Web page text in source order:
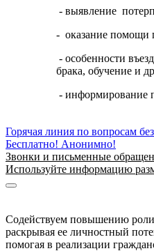
- выявление
- оказание помощи
- особенности
брака, обучение и
- информирование
Горячая линия по вопросам
Бесплатно! Анонимно!
Звонки и письменные
Используйте информацию
Содействуем повышению
раскрывая ее личностный
помогая в реализации